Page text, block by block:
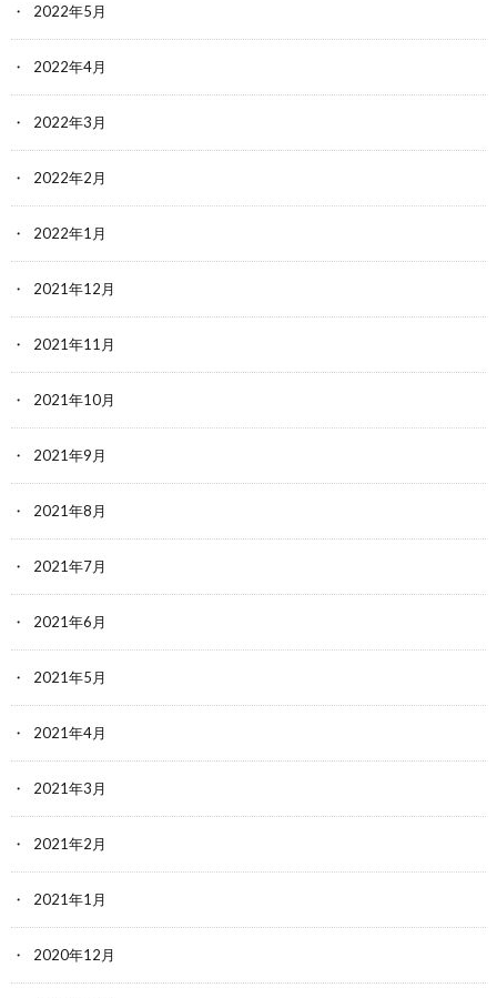
2022年5月
2022年4月
2022年3月
2022年2月
2022年1月
2021年12月
2021年11月
2021年10月
2021年9月
2021年8月
2021年7月
2021年6月
2021年5月
2021年4月
2021年3月
2021年2月
2021年1月
2020年12月